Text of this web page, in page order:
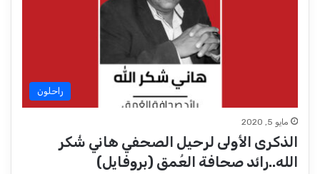
راحلون
مايو 5, 2020
الذكرى الأولى لرحيل الصحفي هاني شُكر
الله..رائد صحافة العُمق (بروفايل)